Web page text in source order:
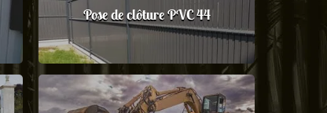
Pose de clôture PVC 44